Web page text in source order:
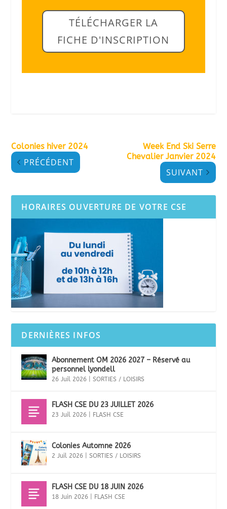
TÉLÉCHARGER LA
FICHE D'INSCRIPTION
Colonies hiver 2024
PRÉCÉDENT
Week End Ski Serre
Chevalier Janvier 2024
SUIVANT
HORAIRES OUVERTURE DE VOTRE CSE
DERNIÈRES INFOS
Abonnement OM 2026 2027 – Réservé au
personnel lyondell
26 Juil 2026 |SORTIES / LOISIRS
FLASH CSE DU 23 JUILLET 2026
23 Juil 2026 FLASH CSE
Colonies Automne 2026
2 Juil 2026 |SORTIES / LOISIRS
FLASH CSE DU 18 JUIN 2026
18 Juin 2026 FLASH CSE